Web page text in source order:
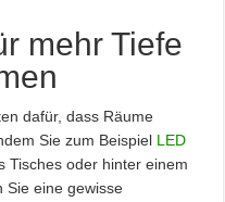
mehr Tiefe
dafür, dass Räume
Sie zum Beispiel LED
Tisches oder hinter einem
Sie eine gewisse